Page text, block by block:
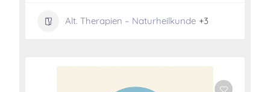
Alt. Therapien – Naturheilkunde +3